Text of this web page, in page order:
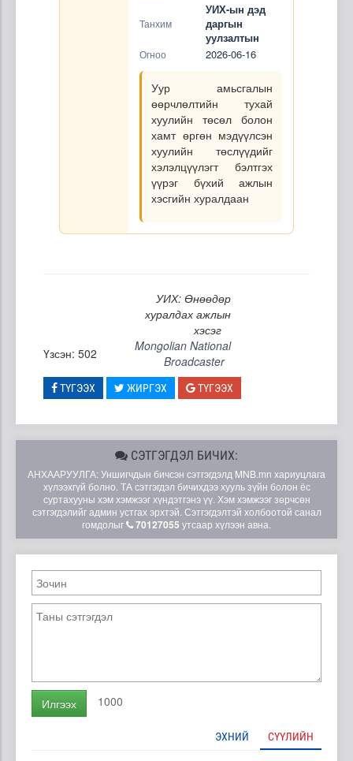
Танхим
УИХ-ын дэд
даргын
уулзалтын
Огноо 2026-06-16
Уур амьсгалын
өөрчлөлтийн тухай
хуулийн төсөл болон
хамт өргөн мэдүүлсэн
хуулийн төслүүдийг
хэлэлцүүлэгт бэлтгэх
үүрэг бүхий ажлын
хэсгийн хуралдаан
УИХ: Өнөөдөр
хуралдах ажлын
хэсэг
Үзсэн: 502
Mongolian National
Broadcaster
ТҮГЭЭХ ЖИРГЭХ ТҮГЭЭХ
СЭТГЭГДЭЛ БИЧИХ:
АНХААРУУЛГА: Уншигчдын бичсэн сэтгэгдэлд MNB.mn хариуцлага
хүлээхгүй болно. ТА сэтгэгдэл бичихдээ хууль зүйн болон ёс
суртахууны хэм хэмжээг хүндэтгэнэ үү. Хэм хэмжээг зөрчсөн
сэтгэгдэлийг админ устгах эрхтэй. Сэтгэгдэлтэй холбоотой санал
гомдолыг
70127055 утсаар хүлээн авна.
Илгээх 1000
ЭХНИЙ СҮҮЛИЙН